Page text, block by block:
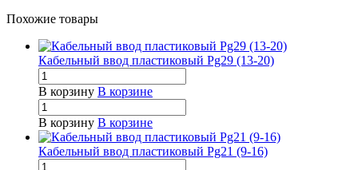
Похожие товары
Кабельный ввод пластиковый Pg29 (13-20)
В корзину В корзине
В корзину В корзине
Кабельный ввод пластиковый Pg21 (9-16)